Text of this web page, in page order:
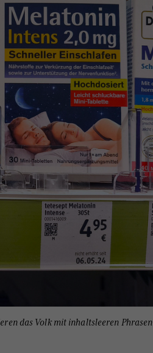
das Volk mit inhaltsleeren Phrasen